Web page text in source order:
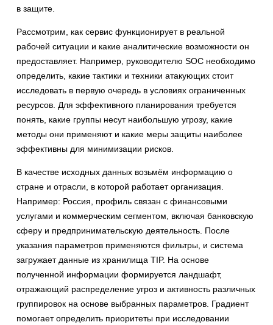
в защите.
Рассмотрим, как сервис функционирует в реальной
рабочей ситуации и какие аналитические возможности он
предоставляет. Например, руководителю SOC необходимо
определить, какие тактики и техники атакующих стоит
исследовать в первую очередь в условиях ограниченных
ресурсов. Для эффективного планирования требуется
понять, какие группы несут наибольшую угрозу, какие
методы они применяют и какие меры защиты наиболее
эффективны для минимизации рисков.
В качестве исходных данных возьмём информацию о
стране и отрасли, в которой работает организация.
Например: Россия, профиль связан с финансовыми
услугами и коммерческим сегментом, включая банковскую
сферу и предпринимательскую деятельность. После
указания параметров применяются фильтры, и система
загружает данные из хранилища TIP. На основе
полученной информации формируется ландшафт,
отражающий распределение угроз и активность различных
группировок на основе выбранных параметров. Градиент
помогает определить приоритеты при исследовании